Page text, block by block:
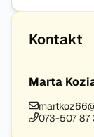
Kontakt
Marta
073-507 87